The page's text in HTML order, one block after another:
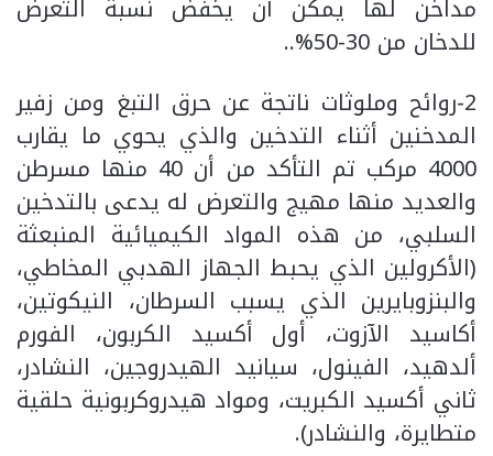
مداخن لها يمكن أن يخفض نسبة التعرض
للدخان من 30-50%..
2-روائح وملوثات ناتجة عن حرق التبغ ومن زفير
المدخنين أثناء التدخين والذي يحوي ما يقارب
4000 مركب تم التأكد من أن 40 منها مسرطن
والعديد منها مهيج والتعرض له يدعى بالتدخين
السلبي، من هذه المواد الكيميائية المنبعثة
(الأكرولين الذي يحبط الجهاز الهدبي المخاطي،
والبنزوبايرين الذي يسبب السرطان، النيكوتين،
أكاسيد الآزوت، أول أكسيد الكربون، الفورم
ألدهيد، الفينول، سيانيد الهيدروجين، النشادر،
ثاني أكسيد الكبريت، ومواد هيدروكربونية حلقية
متطايرة، والنشادر).